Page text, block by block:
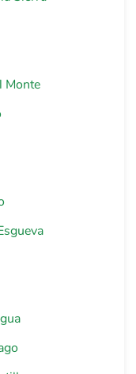
Monte